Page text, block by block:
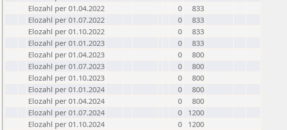
Elozahl per 01.04.2022
0
833
Elozahl per 01.07.2022
0
833
Elozahl per 01.10.2022
0
833
Elozahl per 01.01.2023
0
833
Elozahl per 01.04.2023
0
800
Elozahl per 01.07.2023
0
800
Elozahl per 01.10.2023
0
800
Elozahl per 01.01.2024
0
800
Elozahl per 01.04.2024
0
800
Elozahl per 01.07.2024
0
1200
Elozahl per 01.10.2024
0 1200